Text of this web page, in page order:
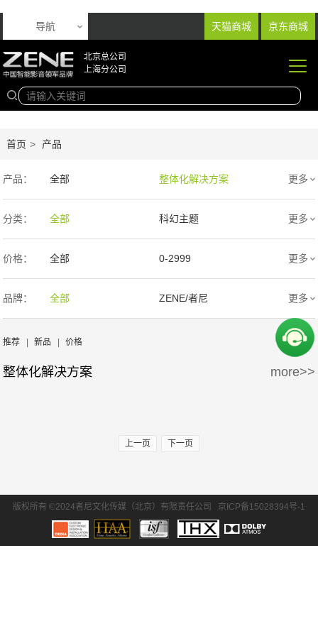
天猫商城 京东商城
导航
北京总公司
上海分公司
首页 > 产品
产品： 全部 整体化解决方案
音响产品 投影产品
专业扩声音箱 幕布产品
声学产品 智能产品
周边产品
更多
分类： 全部 科幻主题
欧式 新中式
现代简约 简欧
更多
价格： 全部 0-2999
3000-9999 1万-5万
5万-15万
30万-50万
更多
品牌： 全部 ZENE/者尼 更多
推荐 | 新品 | 价格
整体化解决方案 more>>
上一页 下一页
版权所有 ©2024者尼文化传媒（北京）有限责任公司 京ICP备15028394号-1